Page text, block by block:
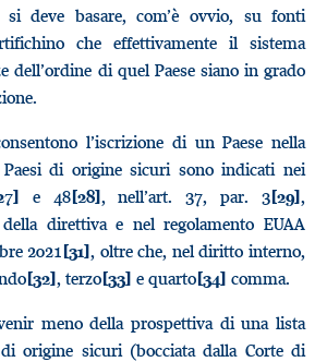
si deve basare, com’è ovvio, su fonti
che effettivamente il sistema
dell’ordine di quel Paese siano in grado
l’iscrizione di un Paese nella
di origine sicuri sono indicati nei
e 48[28], nell’art. 37, par. 3[29],
della direttiva e nel regolamento EUAA
2021[31], oltre che, nel diritto interno,
[32], terzo[33] e quarto[34] comma.
meno della prospettiva di una lista
origine sicuri (bocciata dalla Corte di